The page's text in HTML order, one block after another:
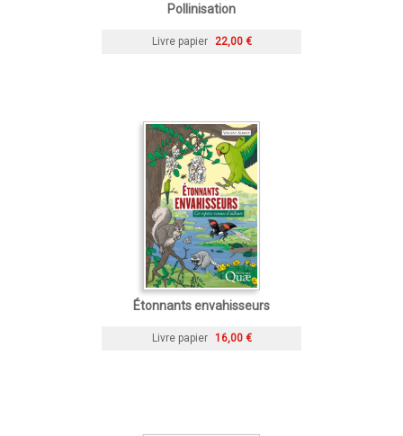
Pollinisation
Livre papier 22,00 €
Étonnants envahisseurs
Livre papier 16,00 €